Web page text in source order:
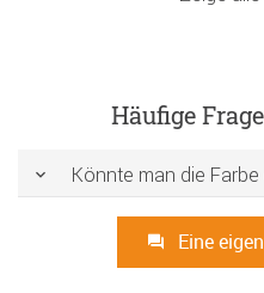
Häufige
Könnte man die
Eine